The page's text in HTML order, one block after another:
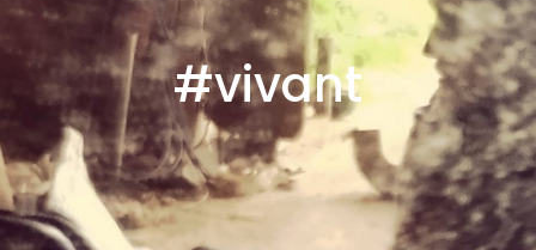
#vivant